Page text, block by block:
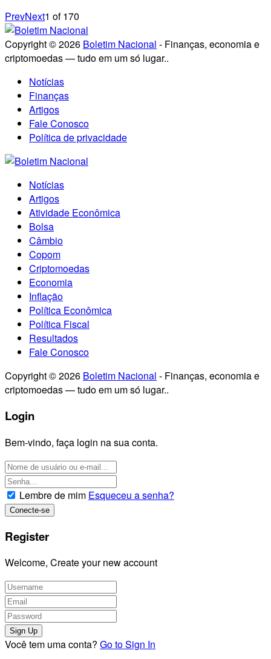
PrevNext1 of170
Copyright © 2026 Boletim Nacional - Finanças, economia e
criptomoedas — tudo em um só lugar..
Notícias
Finanças
Artigos
Fale Conosco
Política de privacidade
Notícias
Artigos
Atividade Econômica
Bolsa
Câmbio
Copom
Criptomoedas
Economia
Inflação
Política Econômica
Política Fiscal
Resultados
Fale Conosco
Copyright © 2026 Boletim Nacional - Finanças, economia e
criptomoedas — tudo em um só lugar..
Login
Bem-vindo, faça login na sua conta.
Lembre de mim Esqueceu a senha?
Register
Welcome, Create your new account
Você tem uma conta? Go to Sign In